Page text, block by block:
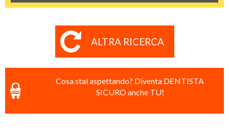
ALTRA RICERCA
Cosa stai aspettando? Diventa DENTISTA
SICURO anche TU!